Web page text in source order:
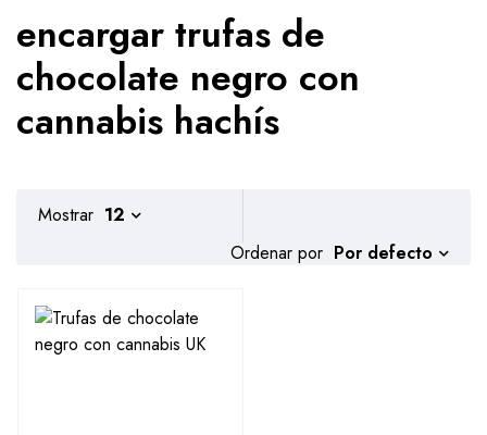
encargar trufas de
chocolate negro con
cannabis hachís
Ordenar por Por defecto
Mostrar 12